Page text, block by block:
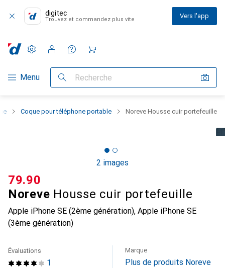
digitec
Trouvez et commandez plus vite Vers l'app
Navigation par catégorie
Menu Recherche
Paramètres
Compte client
Listes de comparaison
Listes d'envies
Panier
Coque pour téléphone portable Noreve Housse cuir portefeuille
2 images
Noreve Housse cuir portefeuille
Apple iPhone SE (2ème génération), Apple iPhone SE
(3ème génération)
CHF
79.90
1
Évaluations Marque
Plus de produits Noreve